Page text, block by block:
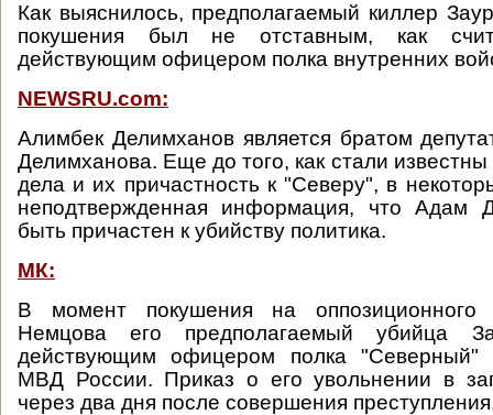
Как выяснилось, предполагаемый киллер
покушения был не отставным, как
действующим офицером полка внутренних
NEWSRU.com:
Алимбек Делимханов является братом
Делимханова. Еще до того, как стали
дела и их причастность к "Северу", в
неподтвержденная информация, что Адам
быть причастен к убийству политика.
МК:
В момент покушения на оппозиционного
Немцова его предполагаемый убийца
действующим офицером полка "Северный"
МВД России. Приказ о его увольнении в
через два дня после совершения